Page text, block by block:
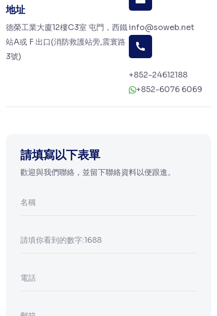
地址
德榮工業大廈12樓C3室 屯門，西鐵
站A或 F 出口(消防救護站旁,震寰路
3號)
info@soweb.net
+852-24612188
+852-6076 6069
請填寫以下表單
歡迎與我們聯絡，並留下聯絡資料以便跟進。